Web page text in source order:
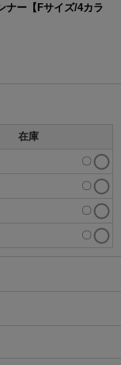
ナー【Fサイズ/4カラ
在庫
〇
〇
〇
〇